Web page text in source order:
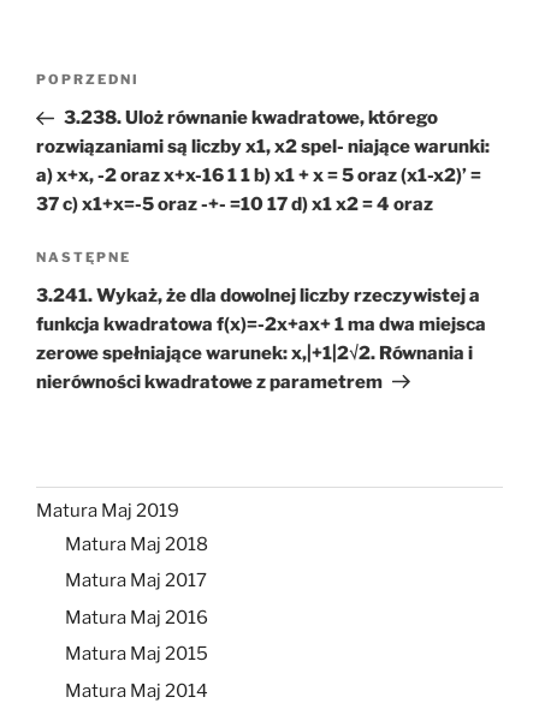
Nawigacja
Poprzedni
wpis
POPRZEDNI
3.238. Uloż równanie kwadratowe, którego
rozwiązaniami są liczby x1, x2 spel- niające warunki:
a) x+x, -2 oraz x+x-16 1 1 b) x1 + x = 5 oraz (x1-x2)’ =
37 c) x1+x=-5 oraz -+- =10 17 d) x1 x2 = 4 oraz
Następny
wpis
NASTĘPNE
3.241. Wykaż, że dla dowolnej liczby rzeczywistej a
funkcja kwadratowa f(x)=-2x+ax+ 1 ma dwa miejsca
zerowe spełniające warunek: x,|+1|2√2. Równania i
nierówności kwadratowe z parametrem
Matura Maj 2019
Matura Maj 2018
Matura Maj 2017
Matura Maj 2016
Matura Maj 2015
Matura Maj 2014